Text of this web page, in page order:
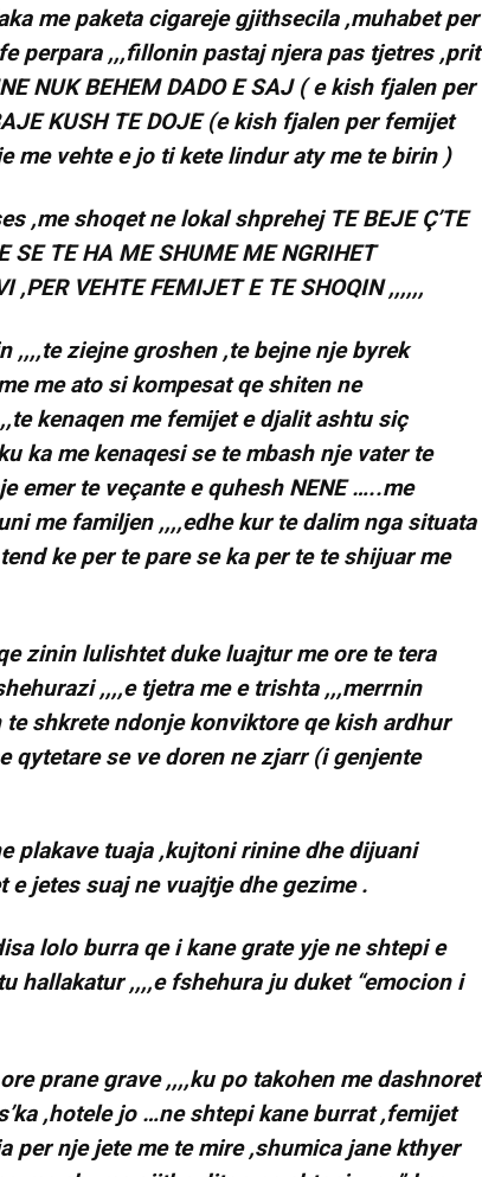
me paketa cigareje gjithsecila ,muhabet per
perpara ,,,fillonin pastaj njera pas tjetres ,prit
NUK BEHEM DADO E SAJ ( e kish fjalen per
KUSH TE DOJE (e kish fjalen per femijet
me vehte e jo ti kete lindur aty me te birin )
,me shoqet ne lokal shprehej TE BEJE Ç’TE
SE TE HA ME SHUME ME NGRIHET
,PER VEHTE FEMIJET E TE SHOQIN ,,,,,,
,,,,te ziejne groshen ,te bejne nje byrek
me ato si kompesat qe shiten ne
kenaqen me femijet e djalit ashtu siç
ka me kenaqesi se te mbash nje vater te
emer te veçante e quhesh NENE …..me
me familjen ,,,,edhe kur te dalim nga situata
ke per te pare se ka per te te shijuar me
zinin lulishtet duke luajtur me ore te tera
,,,,e tjetra me e trishta ,,,merrnin
shkrete ndonje konviktore qe kish ardhur
qytetare se ve doren ne zjarr (i genjente
plakave tuaja ,kujtoni rinine dhe dijuani
jetes suaj ne vuajtje dhe gezime .
lolo burra qe i kane grate yje ne shtepi e
hallakatur ,,,,e fshehura ju duket “emocion i
prane grave ,,,,ku po takohen me dashnoret
,hotele jo …ne shtepi kane burrat ,femijet
per nje jete me te mire ,shumica jane kthyer